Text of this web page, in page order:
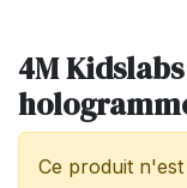
4M
Ce produit